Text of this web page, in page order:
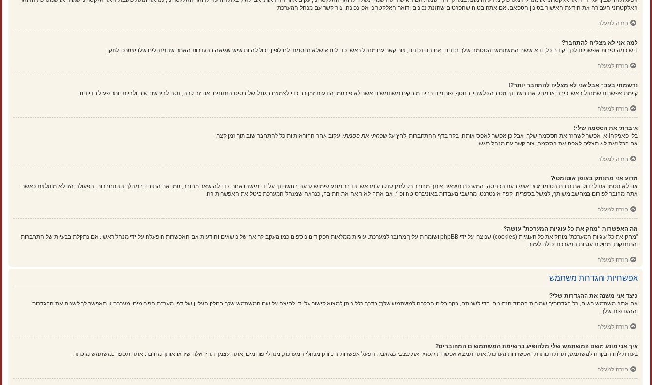
האלקטרוני העבירה את הודעת האישור בסינון הספאם. אם אתה בטוח שהפרטים שהזנת נכונים ודואר האלקטרוני אכן נכונה, צור קשר עם מנהל המערכת.
חזרה למעלה
למה אני לא מצליח להתחבר?
Tיש כמה סיבות אפשריות לכך. קודם כל, ודא ששם המשתמש והססמה שלך נכונים. אם הם נכונים, צור קשר עם מנהל ראשי כדי לוודא שלא נחסמת. לחילופין, יכול להיות שיש שגיאה בהגדרות האתר שהמנהלים שלו יצטרכו לתקן.
חזרה למעלה
נרשמתי בעבר אבל אני לא מצליח להתחבר יותר?!
קיימת אפשרות שמנהל ראשי כיבה או מחק את חשבונך מסיבה כלשהי. בנוסף, פורומים רבים מוחקים משתמשים אשר לא פירסמו הודעות זמן רב כדי לצמצם בגודל של בסיס הנתונים. אם זה קרה, נסה להירשם שוב ולהיות יותר פעיל בדיונים.
חזרה למעלה
איבדתי את הססמה שלי!
בלי פאניקה! אי אפשר לשחזר את הססמה שלך, אבל כן אפשר לאפס אותה. בקר בדף ההתחברות ולחץ על שכחתי את ססמתי. עקוב אחר ההוראות ותוכל להתחבר שוב תוך זמן קצר.
אם בכל זאת לא תצליח לאפס את הססמה, צור קשר עם מנהל ראשי
חזרה למעלה
מדוע אני מתנתק באופן אוטומטי?
אם לא תסמן את לבדוק את תיבת הסימוןזכור אותי בעת הכניסה, המערכת תשאיר אותך מחובר רק לזמן שנקבע מראש. הדבר מונע שימוש לרעה בחשבונך על ידי מישהו אחר. כדי להישאר מחובר, סמן את התיבה במהלך ההתחברות. הפעולה הזו לא מומלצת כאשר
אתה מחובר לפורום במחשב משותף, למשל בספריה, קפה אינטרנט, מחשבי מעבדות באוניברסיטה וכו׳. אם אתה לא רואה את התיבה, כנראה שמנהל המערכת ביטל את האפשרות הזו.
חזרה למעלה
מה האפשרות “מחק את כל עוגיות המערכת” עושה?
"מחק את כל עוגיות המערכת" מוחק את כל העוגיות (cookies) שנוצרו על ידי phpBB ושומרות עליך מחובר למערכת. עוגיות ממלאות תפקידים נוספים כמו מעקב קריאה של נושאים והודעות אם האפשרות הופעלה על ידי מנהל ראשי. אם נתקלת בבעיות של התחברות
והתנתקות, מחיקת עוגיות המערכת יכולה לעזור.
חזרה למעלה
אפשרויות והגדרות משתמש
כיצד אני משנה את ההגדרות שלי?
אם אתה משתמש רשום, כל הגדרותיך שמורות במסד הנתונים. כדי לשנותם, בקר בלוח הבקרה למשתמש שלך; בדרך כלל ניתן למצוא קישור על ידי לחיצה על שם המשתמש שלך בחלק העליון של דפי מערכת הפורומים. מערכת זו תאפשר לך לשנות את ההגדרות
וההעדפות שלך.
חזרה למעלה
איך אני מונע משם המשתמש שלי מלהופיע ברשימת המשתמשים המחוברים?
בעזרת לוח הבקרה למשתמש, תחת הכותרת “אפשרויות מערכת”,אתה תמצא אפשרות הסתר את מצבי כמחובר. הפעל אפשרות זו כןורק מנהלי המערכת, מנהלי פורומים ואתה עצמך תהיו אלה שיראו אותך מחובר. אתה תספר כמשתמש מוסתר.
חזרה למעלה